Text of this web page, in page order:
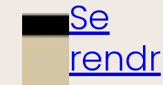
Se
rendr